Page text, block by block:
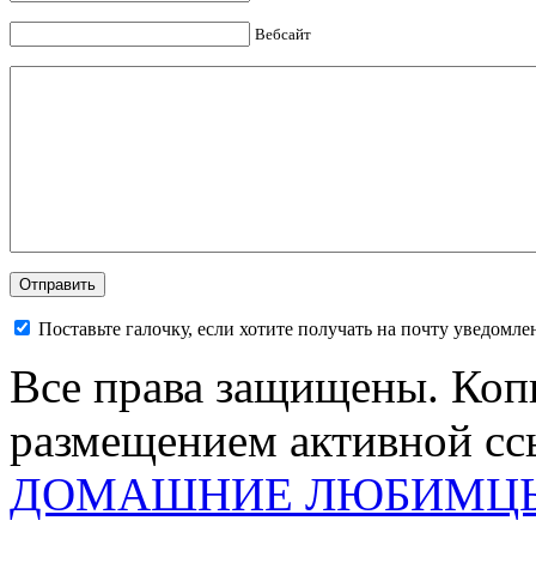
Вебсайт
Поставьте галочку, если хотите получать на почту
Все права защищены.
размещением активной
ДОМАШНИЕ